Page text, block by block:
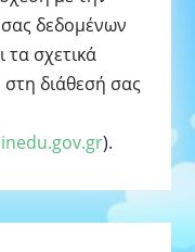
δεδομένων
τα σχετικά
διάθεσή σας
).